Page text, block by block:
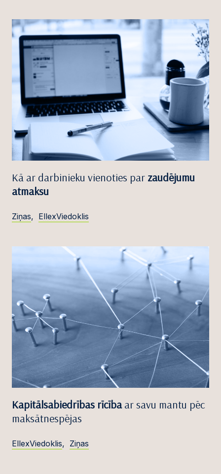
Kā ar darbinieku vienoties par zaudējumu
atmaksu
Ziņas, EllexViedoklis
Kapitālsabiedrības rīcībaar savu mantu pēc
maksātnespējas
EllexViedoklis, Ziņas